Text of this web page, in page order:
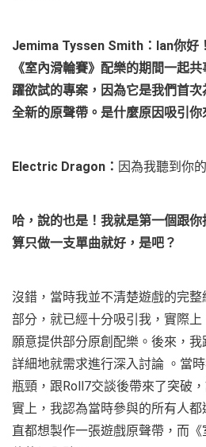
Jemima Tyssen Smith ： Ian你好
《室內滑輪賽》配樂的期間一起
躍欲試的專案，因為它是我們首
全新的原聲帶。是什麼原因吸引你
Electric Dragon ： 因為我聽到你
哈，說的也是！我就是第一個跟
算只做一支單曲就好，是吧？
沒錯，當時我並不清楚遊戲的完
部分，就已經十分吸引我，實際
願意提供部分原創配樂。後來，
詳細地就需求進行深入討論 。當
瓶頸，跟Roll7交談後帶來了突破
實上，我認為當時參與的所有人
直都想製作一張遊戲原聲帶，而